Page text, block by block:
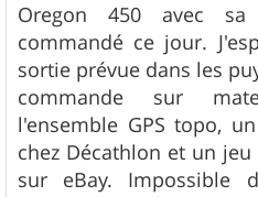
s
s
a
g
e
Oregon 450 avec
commandé ce jour.
sortie prévue dans les
commande sur
l'ensemble GPS topo,
chez Décathlon et un
sur eBay. Impossible